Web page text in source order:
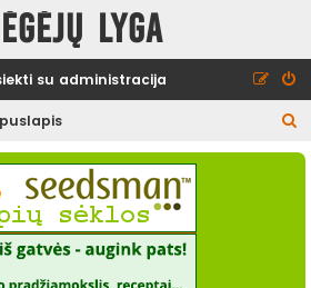
lyga
su administracija
e